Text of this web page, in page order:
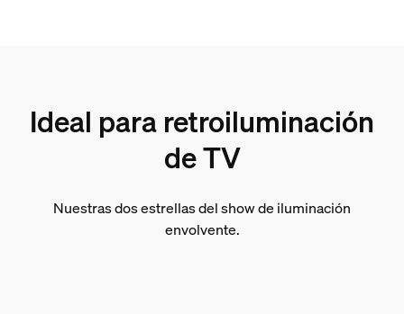
Ideal para retroiluminación
de TV
Nuestras dos estrellas del show de iluminación
envolvente.